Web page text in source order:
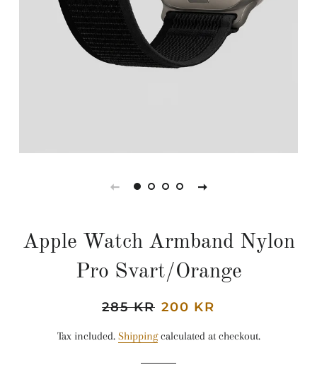
Apple Watch Armband Nylon
Pro Svart/Orange
Regular
285 KR Sale
200 KR
Tax included. Shippingcalculated at checkout.